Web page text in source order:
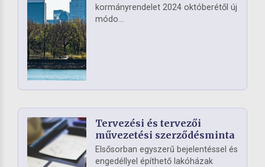
kormányrendelet 2024 októberétől új
módo...
Tervezési és tervezői
művezetési szerződésminta
Elsősorban egyszerű bejelentéssel és
engedéllyel építhető lakóházak